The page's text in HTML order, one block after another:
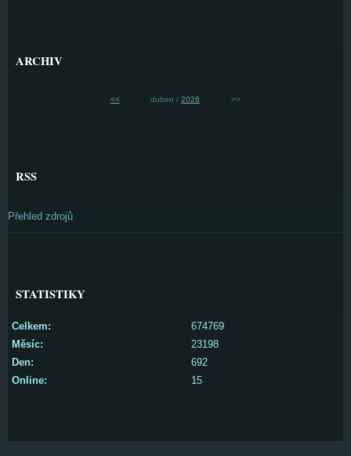
ARCHIV
<< duben / 2026 >>
RSS
Přehled zdrojů
STATISTIKY
Online: 15
Celkem:
674769
Měsíc:
23198
Den:
692